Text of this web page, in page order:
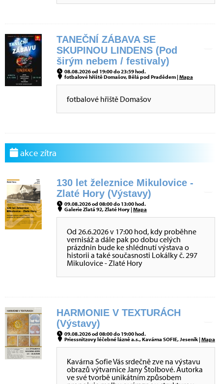
TANEČNÍ ZÁBAVA SE
SKUPINOU LINDENS (Pod
širým nebem / festivaly)
08.08.2026 od 19:00 do 23:59 hod.
fotbalové hřiště Domašov, Bělá pod Pradědem |Mapa
fotbalové hřiště Domašov
akce zítra
130 let železnice Mikulovice -
Zlaté Hory (Výstavy)
09.08.2026 od 08:00 do 13:00 hod.
Galerie Zlatá 92, Zlaté Hory |Mapa
Od 26.6.2026 v 17:00 hod, kdy proběhne
vernisáž a dále pak po dobu celých
prázdnin bude ke shlédnutí výstava o
historii a také současnosti Lokálky č. 297
Mikulovice - Zlaté Hory
HARMONIE V TEXTURÁCH
(Výstavy)
09.08.2026 od 08:00 do 19:00 hod.
Priessnitzovy léčebné lázně a.s., Kavárna SOFIE, Jeseník |Mapa
Kavárna Sofie Vás srdečně zve na výstavu
obrazů výtvarnice Jany Štolbové. Autorka
ve své tvorbě unikátním způsobem